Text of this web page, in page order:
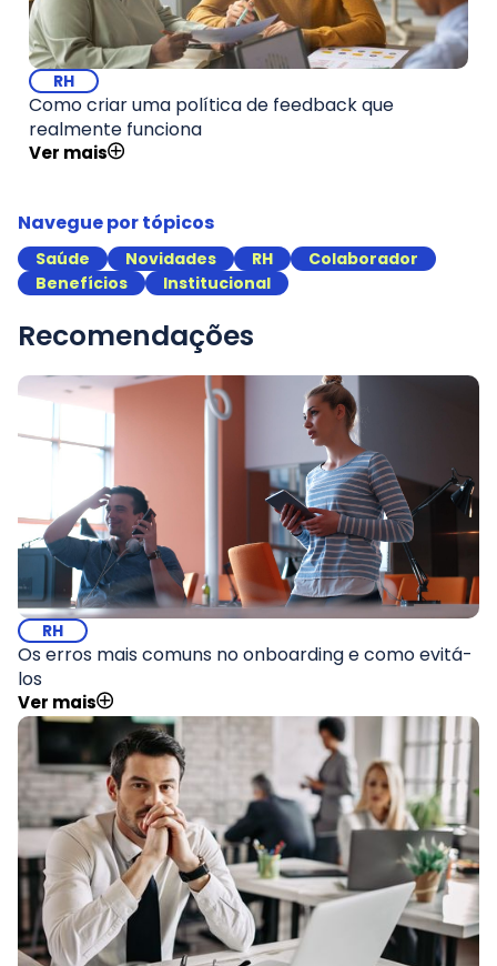
RH
Como criar uma política de feedback que
realmente funciona
Ver mais
Navegue por tópicos
Saúde Novidades RH
Colaborador
Benefícios
Institucional
Recomendações
RH
Os erros mais comuns no onboarding e como evitá-
los
Ver mais